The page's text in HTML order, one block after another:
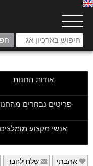
אודות החנות
פריטים נבחרים
אנשי מקצוע מומלצים
e אהבתי f שלח לחבר